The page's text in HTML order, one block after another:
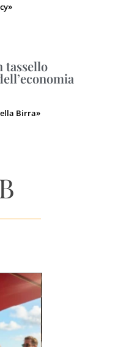
tassello
Birra»